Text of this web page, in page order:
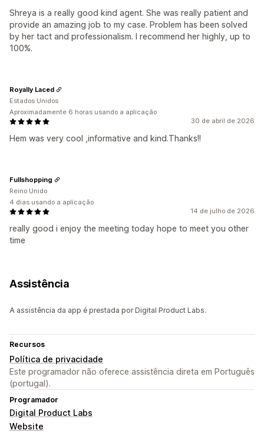
Shreya is a really good kind agent. She was really patient and
provide an amazing job to my case. Problem has been solved
by her tact and professionalism. I recommend her highly, up to
100%.
30 de abril de 2026
Hem was very cool ,informative and kind.Thanks!!
Royally Laced
Estados Unidos
Aproximadamente 6 horas usando a aplicação
14 de julho de 2026
really good i enjoy the meeting today hope to meet you other
time
Fullshopping
Reino Unido
4 dias usando a aplicação
Assistência
A assistência da app é prestada por Digital Product Labs.
Recursos
Política de privacidade
Este programador não oferece assistência direta em Português
(portugal).
Programador
Digital Product Labs
Website